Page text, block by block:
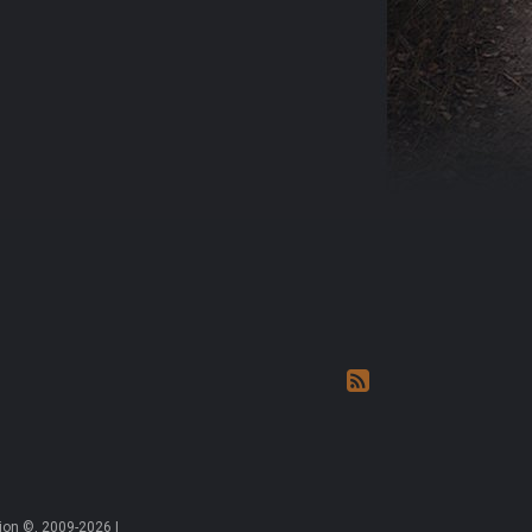
©, 2009-2026 |